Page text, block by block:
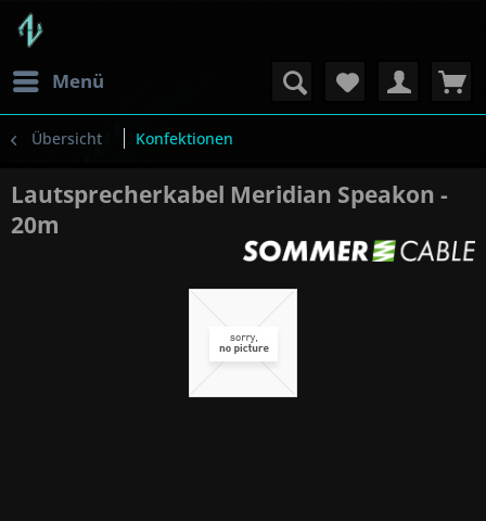
Menü
Übersicht Konfektionen
Lautsprecherkabel Meridian Speakon -
20m